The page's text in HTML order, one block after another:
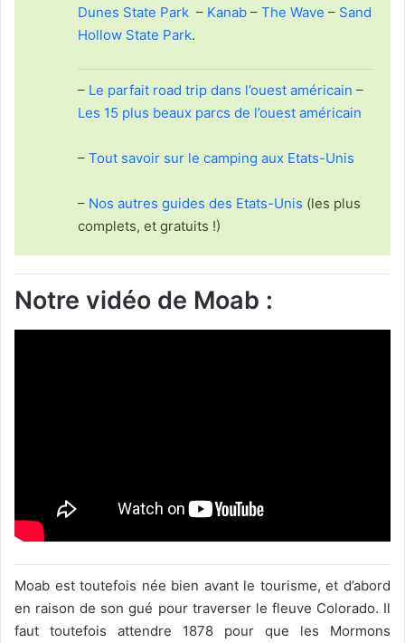
Dunes State Park – Kanab – The Wave – Sand
Hollow State Park.
– Le parfait road trip dans l’ouest américain –
Les 15 plus beaux parcs de l’ouest américain
– Tout savoir sur le camping aux Etats-Unis
– Nos autres guides des Etats-Unis (les plus
complets, et gratuits !)
Notre vidéo de Moab :
Moab est toutefois née bien avant le tourisme, et d’abord
en raison de son gué pour traverser le fleuve Colorado. Il
faut toutefois attendre 1878 pour que les Mormons